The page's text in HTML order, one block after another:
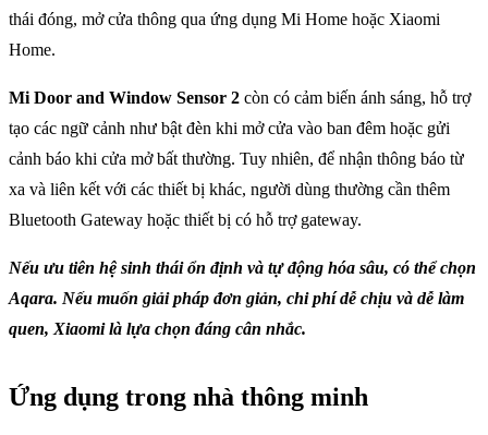
thái đóng, mở cửa thông qua ứng dụng Mi Home hoặc Xiaomi
Home.
Mi Door and Window Sensor 2 còn có cảm biến ánh sáng, hỗ trợ
tạo các ngữ cảnh như bật đèn khi mở cửa vào ban đêm hoặc gửi
cảnh báo khi cửa mở bất thường. Tuy nhiên, để nhận thông báo từ
xa và liên kết với các thiết bị khác, người dùng thường cần thêm
Bluetooth Gateway hoặc thiết bị có hỗ trợ gateway.
Nếu ưu tiên hệ sinh thái ổn định và tự động hóa sâu, có thể chọn
Aqara. Nếu muốn giải pháp đơn giản, chi phí dễ chịu và dễ làm
quen, Xiaomi là lựa chọn đáng cân nhắc.
Ứng dụng trong nhà thông minh